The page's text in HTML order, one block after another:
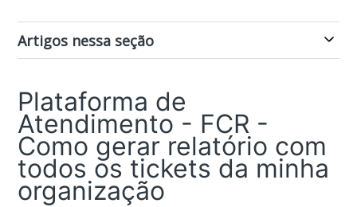
Artigos nessa seção
Plataforma de
Atendimento - FCR -
Como gerar relatório com
todos os tickets da minha
organização